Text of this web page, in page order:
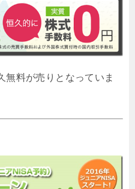
無料が売りとなっていま